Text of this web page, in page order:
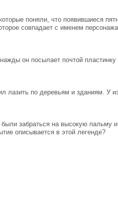
поняли, что появившиеся
совпадает с именем
он посылает почтой пластинку
по деревьям и зданиям. У
забраться на высокую пальму и
описывается в этой легенде?